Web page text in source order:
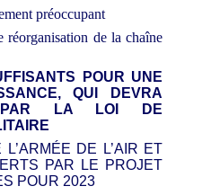
préoccupant
réorganisation de la chaîne
POUR UNE
QUI DEVRA
PAR LA LOI DE
DE L’AIR ET
PAR LE PROJET
POUR 2023